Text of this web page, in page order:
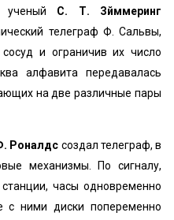
ученый С. Т. Зйммеринг
телеграф Ф. Сальвы,
и ограничив их число
алфавита передавалась
на две различные пары
Роналдс создал телеграф, в
механизмы. По сигналу,
часы одновременно
с ними диски попеременно